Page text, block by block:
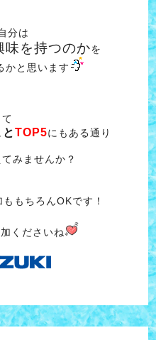
分は
味を持つのかを
かと思います
とTOP5にもある通り
みませんか？
ももちろんOKです！
くださいね